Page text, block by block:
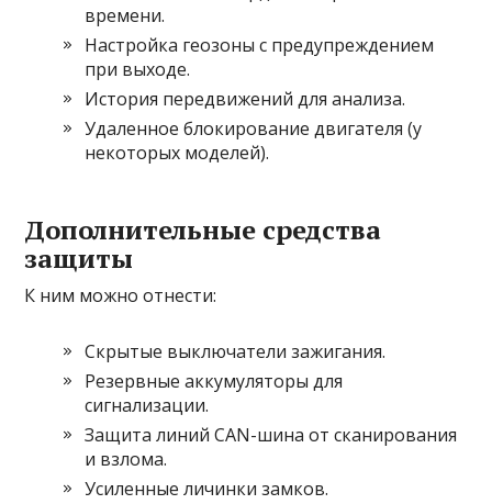
времени.
Настройка геозоны с предупреждением
при выходе.
История передвижений для анализа.
Удаленное блокирование двигателя (у
некоторых моделей).
Дополнительные средства
защиты
К ним можно отнести:
Скрытые выключатели зажигания.
Резервные аккумуляторы для
сигнализации.
Защита линий CAN-шина от сканирования
и взлома.
Усиленные личинки замков.